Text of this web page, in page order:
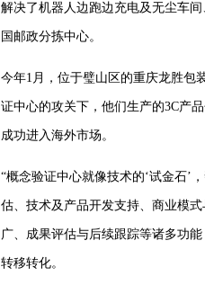
解决了机器人边跑边充电及无尘车
国邮政分拣中心。
今年1月，位于璧山区的重庆龙胜包
证中心的攻关下，他们生产的3C产
成功进入海外市场。
“概念验证中心就像技术的‘试金石’
估、技术及产品开发支持、商业模
广、成果评估与后续跟踪等诸多功
转移转化。